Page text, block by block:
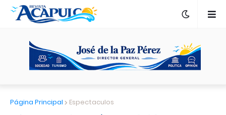
Página Principal Espectaculos